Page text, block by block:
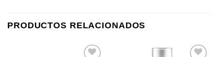
PRODUCTOS RELACIONADOS